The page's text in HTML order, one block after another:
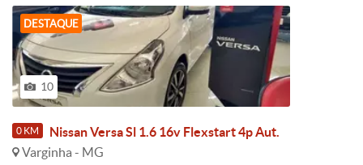
DESTAQUE
10
0 KM
Nissan Versa Sl 1.6 16v Flexstart 4p Aut.
Varginha - MG